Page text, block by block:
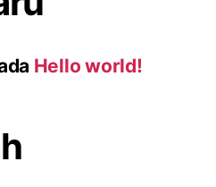
Hello world!